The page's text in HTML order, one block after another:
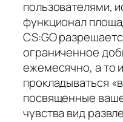
пользователями,
функционал
CS:GO
ограниченное
ежемесячно, а то
прокладываться
посвященные
чувства вид